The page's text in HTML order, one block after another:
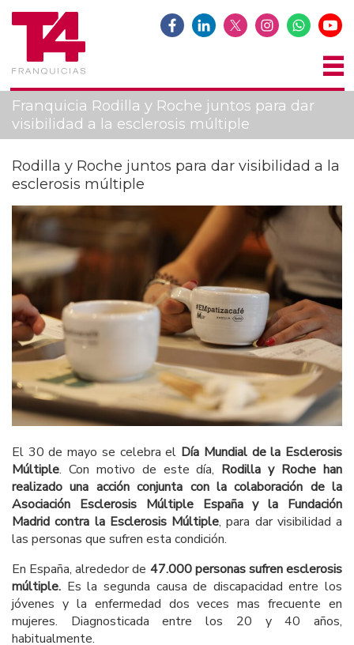
Franquicia Rodilla y Roche juntos para dar
visibilidad a la esclerosis múltiple
Rodilla y Roche juntos para dar visibilidad a la
esclerosis múltiple
El 30 de mayo se celebra el Día Mundial de la Esclerosis
Múltiple. Con motivo de este día, Rodilla y Roche han
realizado una acción conjunta con la colaboración de la
Asociación Esclerosis Múltiple España y la Fundación
Madrid contra la Esclerosis Múltiple, para dar visibilidad a
las personas que sufren esta condición.
En España, alrededor de 47.000 personas sufren esclerosis
múltiple. Es la segunda causa de discapacidad entre los
jóvenes y la enfermedad dos veces mas frecuente en
mujeres. Diagnosticada entre los 20 y 40 años,
habitualmente.